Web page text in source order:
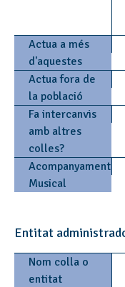
Actua a més
d'aquestes
Actua fora de
la població
Fa intercanvis
amb altres
colles?
Acompanyament
Musical
Entitat
Nom colla o
entitat